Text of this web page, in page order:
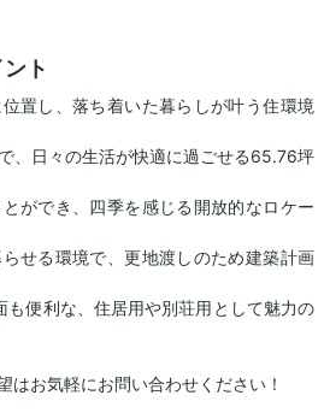
ト
置し、落ち着いた暮らしが叶う住環境
、日々の生活が快適に過ごせる65.76坪
ができ、四季を感じる開放的なロケー
せる環境で、更地渡しのため建築計画
便利な、住居用や別荘用として魅力の
はお気軽にお問い合わせください！